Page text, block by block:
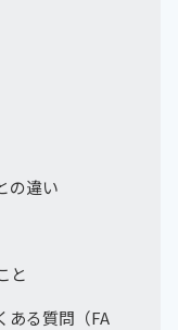
の違い
と
ある質問（FA